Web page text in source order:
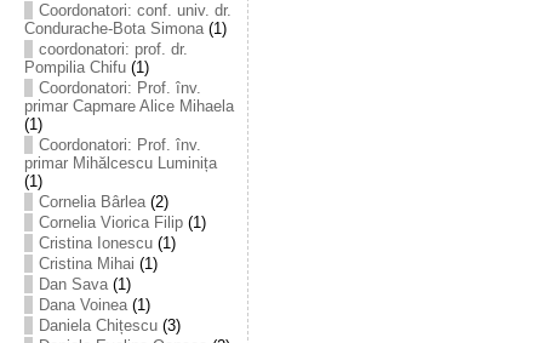
Coordonatori: conf. univ. dr.
Condurache-Bota Simona(1)
coordonatori: prof. dr.
Pompilia Chifu(1)
Coordonatori: Prof. înv.
primar Capmare Alice Mihaela
(1)
Coordonatori: Prof. înv.
primar Mihălcescu Luminița
(1)
Cornelia Bârlea(2)
Cornelia Viorica Filip(1)
Cristina Ionescu(1)
Cristina Mihai (1)
Dan Sava(1)
Dana Voinea(1)
Daniela Chițescu(3)